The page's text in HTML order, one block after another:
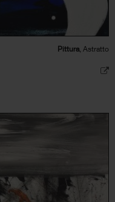
Pittura, Astratto